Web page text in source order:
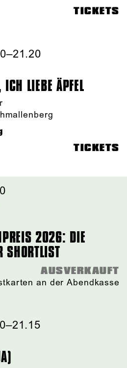
TICKETS
LIEBE ÄPFEL
TICKETS
2026: DIE
SHORTLIST
AUSVERKAUFT
an der Abendkasse